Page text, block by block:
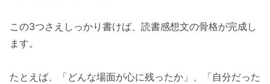
この3つさえしっかり書けば、読書感想文の骨格が完成し
ます。
たとえば、「どんな場面が心に残ったか」、「自分だった